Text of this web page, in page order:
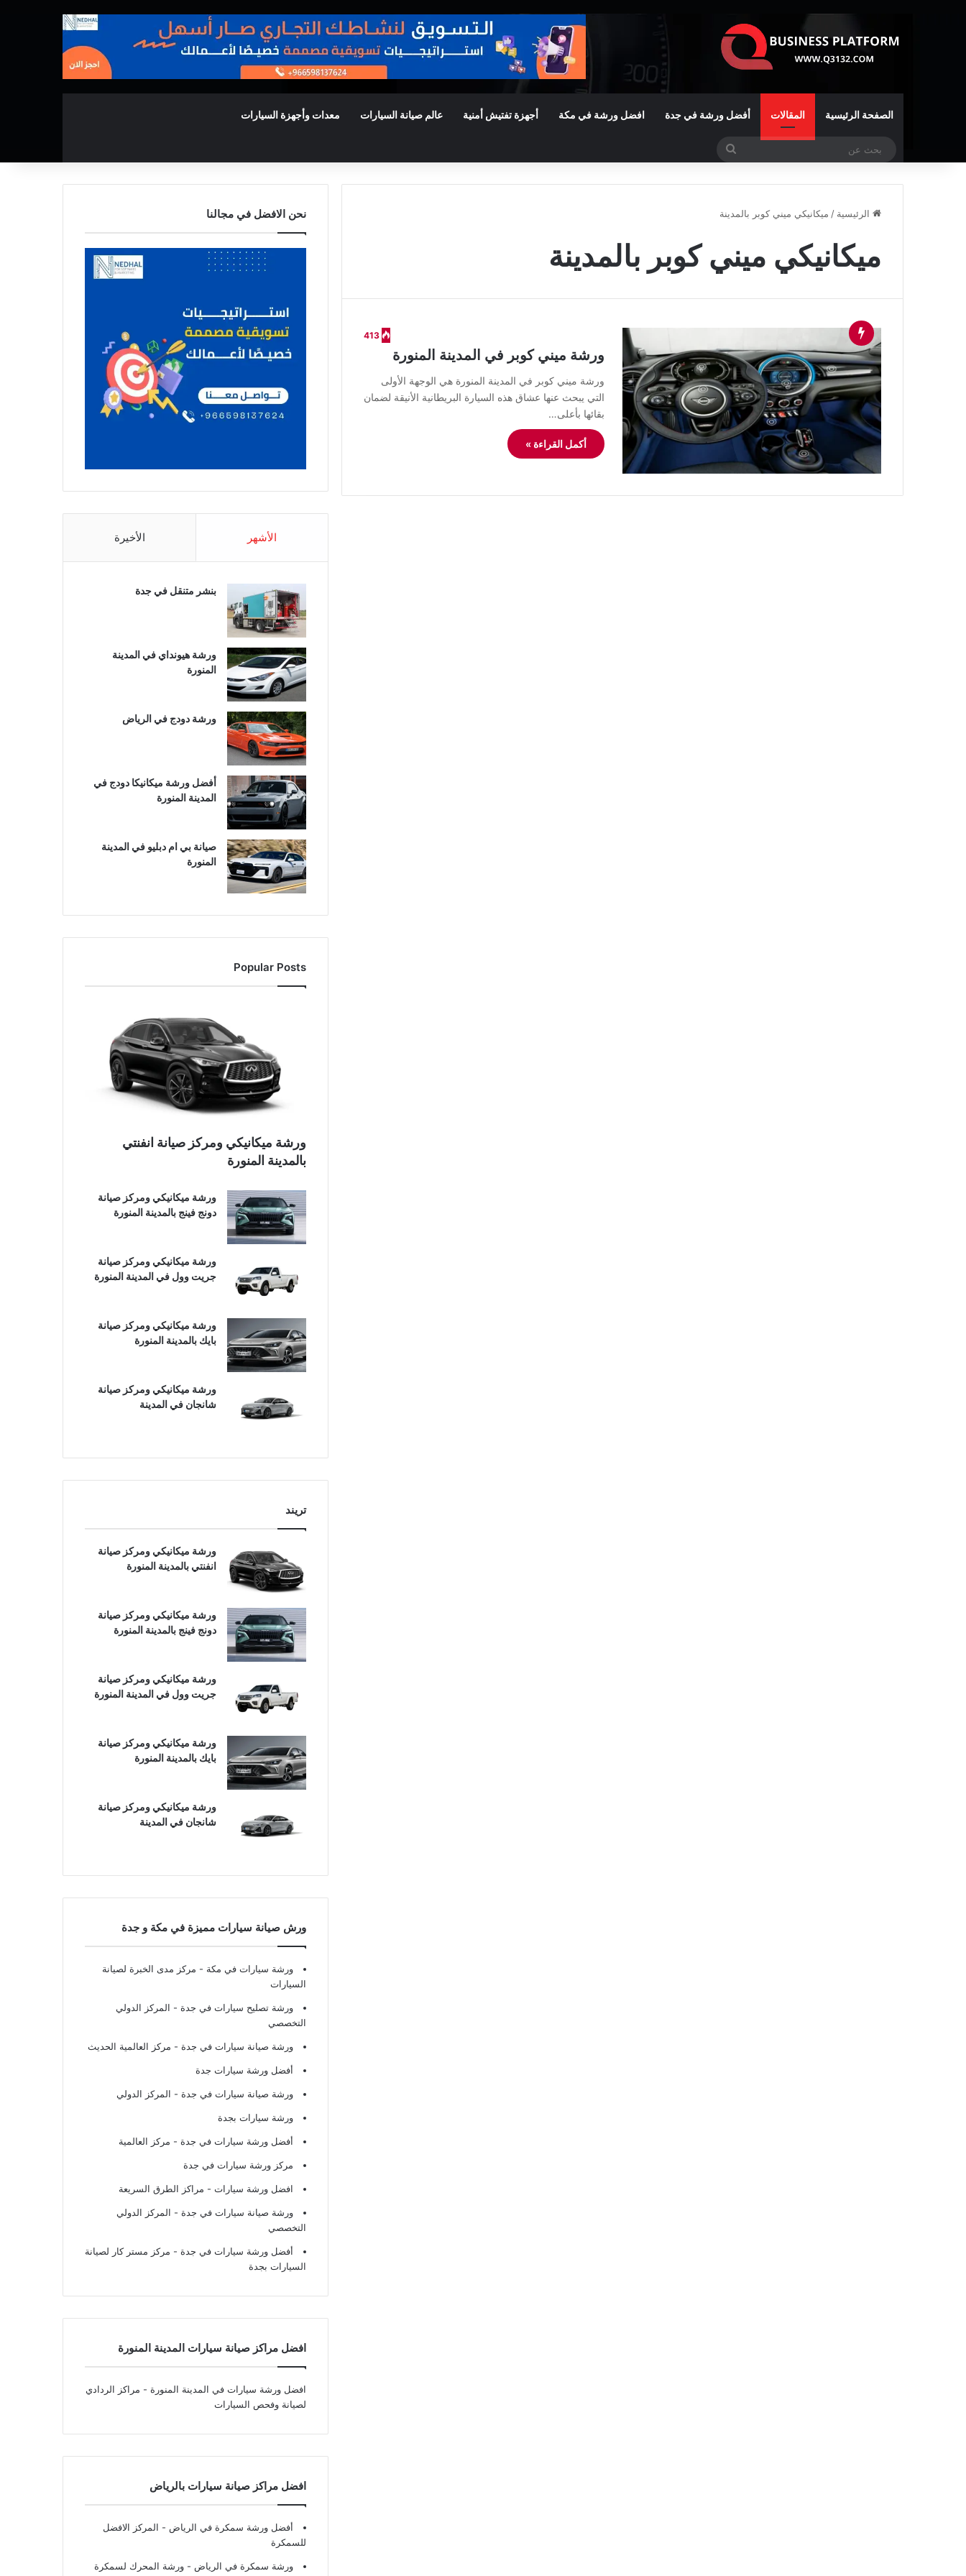
الصفحة الرئيسية المقالات أفضل ورشة في جدة افضل ورشة في مكة أجهزة تفتيش أمنية عالم صيانة السيارات معدات وأجهزة السيارات
الرئيسية / ميكانيكي ميني كوبر بالمدينة
ميكانيكي ميني كوبر بالمدينة
413
ورشة ميني كوبر في المدينة المنورة
ورشة ميني كوبر في المدينة المنورة هي الوجهة الأولى
التي يبحث عنها عشاق هذه السيارة البريطانية الأنيقة لضمان
بقائها بأعلى…
أكمل القراءة »
نحن الافضل في مجالنا
الأشهر الأخيرة
بنشر متنقل في جدة
ورشة هيونداي في المدينة
المنورة
ورشة دودج في الرياض
أفضل ورشة ميكانيكا دودج في
المدينة المنورة
صيانة بي ام دبليو في المدينة
المنورة
Popular Posts
ورشة ميكانيكي ومركز صيانة انفنتي
بالمدينة المنورة
ورشة ميكانيكي ومركز صيانة
دونج فينج بالمدينة المنورة
ورشة ميكانيكي ومركز صيانة
جريت وول في المدينة المنورة
ورشة ميكانيكي ومركز صيانة
بايك بالمدينة المنورة
ورشة ميكانيكي ومركز صيانة
شانجان في المدينة
تريند
ورشة ميكانيكي ومركز صيانة
انفنتي بالمدينة المنورة
ورشة ميكانيكي ومركز صيانة
دونج فينج بالمدينة المنورة
ورشة ميكانيكي ومركز صيانة
جريت وول في المدينة المنورة
ورشة ميكانيكي ومركز صيانة
بايك بالمدينة المنورة
ورشة ميكانيكي ومركز صيانة
شانجان في المدينة
ورش صيانة سيارات مميزة في مكة و جدة
ورشة سيارات في مكة - مركز مدى الخبرة لصيانة
السيارات
ورشة تصليح سيارات في جدة - المركز الدولي
التخصصي
ورشة صيانة سيارات في جدة - مركز العالمية الحديث
أفضل ورشة سيارات جدة
ورشة صيانة سيارات في جدة - المركز الدولي
ورشة سيارات بجدة
أفضل ورشة سيارات في جدة - مركز العالمية
مركز ورشة سيارات في جدة
افضل ورشة سيارات - مراكز الطرق السريعة
ورشة صيانة سيارات في جدة - المركز الدولي
التخصصي
أفضل ورشة سيارات في جدة - مركز مستر كار لصيانة
السيارات بجدة
افضل مراكز صيانة سيارات المدينة المنورة
افضل ورشة سيارات في المدينة المنورة - مراكز الردادي
لصيانة وفحص السيارات
افضل مراكز صيانة سيارات بالرياض
أفضل ورشة سمكرة في الرياض - المركز الافضل
للسمكرة
ورشة سمكرة في الرياض - ورشة المحرك لسمكرة